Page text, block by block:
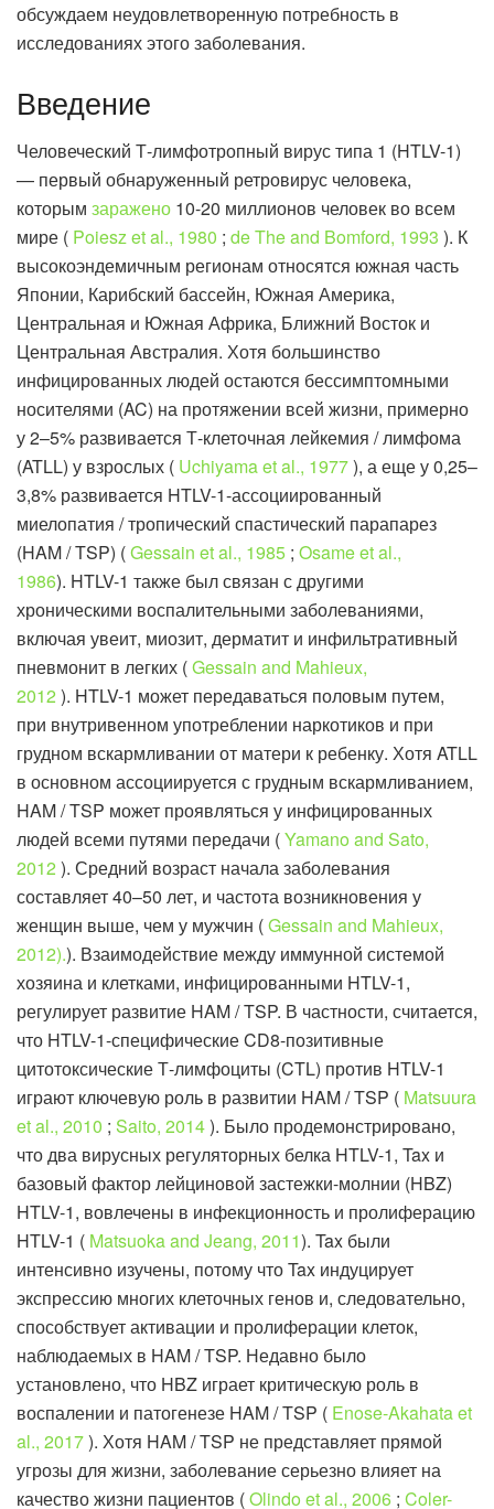
обсуждаем неудовлетворенную потребность в
исследованиях этого заболевания.
Введение
Человеческий Т-лимфотропный вирус типа 1 (HTLV-1)
— первый обнаруженный ретровирус человека,
которым заражено 10-20 миллионов человек во всем
мире ( Poiesz et al., 1980 ; de The and Bomford, 1993 ). К
высокоэндемичным регионам относятся южная часть
Японии, Карибский бассейн, Южная Америка,
Центральная и Южная Африка, Ближний Восток и
Центральная Австралия. Хотя большинство
инфицированных людей остаются бессимптомными
носителями (AC) на протяжении всей жизни, примерно
у 2–5% развивается Т-клеточная лейкемия / лимфома
(ATLL) у взрослых ( Uchiyama et al., 1977), а еще у 0,25–
3,8% развивается HTLV-1-ассоциированный
миелопатия / тропический спастический парапарез
(HAM / TSP) (Gessain et al., 1985 ; Osame et al.,
1986). HTLV-1 также был связан с другими
хроническими воспалительными заболеваниями,
включая увеит, миозит, дерматит и инфильтративный
пневмонит в легких (Gessain and Mahieux,
2012 ). HTLV-1 может передаваться половым путем,
при внутривенном употреблении наркотиков и при
грудном вскармливании от матери к ребенку. Хотя ATLL
в основном ассоциируется с грудным вскармливанием,
HAM / TSP может проявляться у инфицированных
людей всеми путями передачи (Yamano and Sato,
2012 ). Средний возраст начала заболевания
составляет 40–50 лет, и частота возникновения у
женщин выше, чем у мужчин (Gessain and Mahieux,
2012).). Взаимодействие между иммунной системой
хозяина и клетками, инфицированными HTLV-1,
регулирует развитие HAM / TSP. В частности, считается,
что HTLV-1-специфические CD8-позитивные
цитотоксические Т-лимфоциты (CTL) против HTLV-1
играют ключевую роль в развитии HAM / TSP ( Matsuura
et al., 2010 ; Saito, 2014). Было продемонстрировано,
что два вирусных регуляторных белка HTLV-1, Tax и
базовый фактор лейциновой застежки-молнии (HBZ)
HTLV-1, вовлечены в инфекционность и пролиферацию
HTLV-1 ( Matsuoka and Jeang, 2011). Tax были
интенсивно изучены, потому что Tax индуцирует
экспрессию многих клеточных генов и, следовательно,
способствует активации и пролиферации клеток,
наблюдаемых в HAM / TSP. Недавно было
установлено, что HBZ играет критическую роль в
воспалении и патогенезе HAM / TSP ( Enose-Akahata et
al., 2017). Хотя HAM / TSP не представляет прямой
угрозы для жизни, заболевание серьезно влияет на
качество жизни пациентов (Olindo et al., 2006 ; Coler-